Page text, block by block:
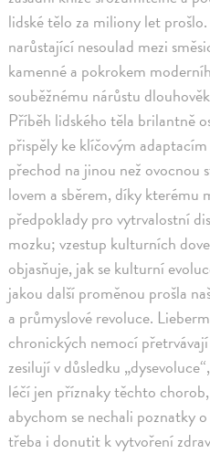
lidské tělo za miliony let
narůstající nesoulad mezi
kamenné a pokrokem
souběžnému nárůstu
Příběh lidského těla brilantně
přispěly ke klíčovým
přechod na jinou než ovocnou
lovem a sběrem, díky kterému
předpoklady pro vytrvalostní
mozku; vzestup kulturních
objasňuje, jak se kulturní
jakou další proměnou prošla
a průmyslové revoluce.
chronických nemocí
zesilují v důsledku
léčí jen příznaky těchto
abychom se nechali poznatky
třeba i donutit k vytvoření